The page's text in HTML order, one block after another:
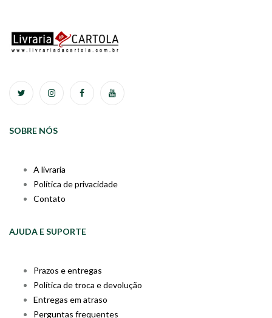
SOBRE NÓS
A livraria
Política de privacidade
Contato
AJUDA E SUPORTE
Prazos e entregas
Política de troca e devolução
Entregas em atraso
Perguntas frequentes